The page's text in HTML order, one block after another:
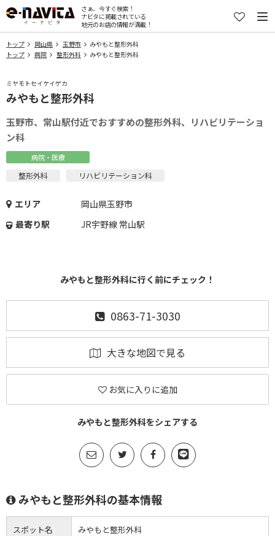
さぁ、今すぐ検索！
ナビタに掲載されている
地元のお店の情報が満載！
トップ 岡山県 玉野市
みやもと整形外科
トップ
病院 整形外科 みやもと整形外科
ミヤモトセイケイゲカ
みやもと整形外科
玉野市、常山駅付近でおすすめの整形外科、リハビリテーショ
ン科
病院・医療
整形外科 リハビリテーション科
エリア
岡山県玉野市
最寄り駅
JR宇野線 常山駅
みやもと整形外科に行く前にチェック！
0863-71-3030
大きな地図で見る
お気に入りに追加
みやもと整形外科をシェアする
みやもと整形外科の基本情報
スポット名 みやもと整形外科